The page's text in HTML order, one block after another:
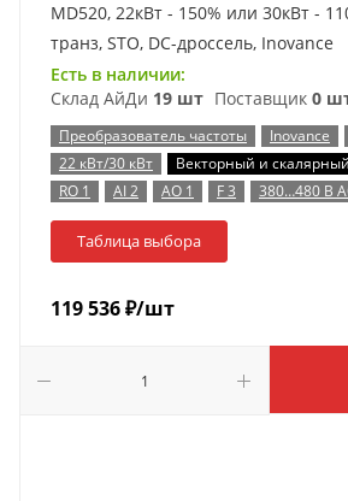
MD520, 22кВт - 150% или 30кВт -
транз, STO, DC-дроссель, Inovance
Есть в наличии:
Склад АйДи 19 шт Поставщик 0
Преобразователь частоты Inovance
22 кВт/30 кВт
Векторный и скалярный
RO 1
AI 2 AO 1 F 3 380…480 В
Таблица выбора
119 536₽/шт